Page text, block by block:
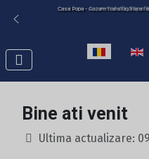
Casa Popa - Cazare Transfăgărășan
Casa Popa - Accommodation
Selectați
Bine ati venit
Ultima actualizare: